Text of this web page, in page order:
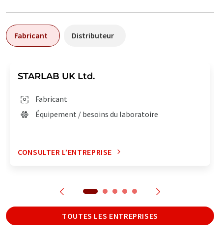
Fabricant Distributeur
STARLAB UK Ltd.
Fabricant
Équipement / besoins du laboratoire
CONSULTER L’ENTREPRISE
TOUTES LES ENTREPRISES